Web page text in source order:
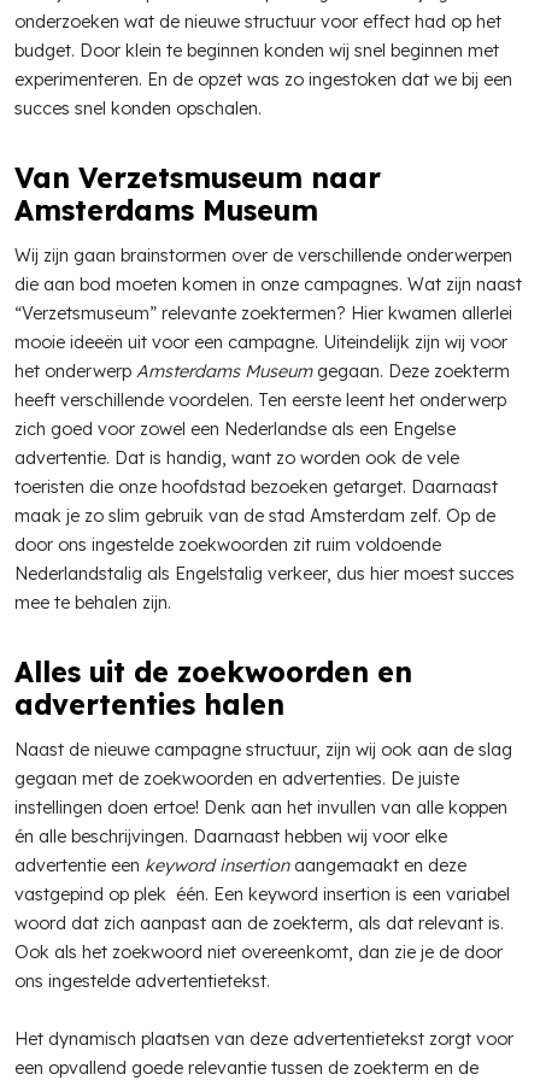
onderzoeken wat de nieuwe structuur voor effect had op het
budget. Door klein te beginnen konden wij snel beginnen met
experimenteren. En de opzet was zo ingestoken dat we bij een
succes snel konden opschalen.
Van Verzetsmuseum naar
Amsterdams Museum
Wij zijn gaan brainstormen over de verschillende onderwerpen
die aan bod moeten komen in onze campagnes. Wat zijn naast
“Verzetsmuseum” relevante zoektermen? Hier kwamen allerlei
mooie ideeën uit voor een campagne. Uiteindelijk zijn wij voor
het onderwerp Amsterdams Museumgegaan. Deze zoekterm
heeft verschillende voordelen. Ten eerste leent het onderwerp
zich goed voor zowel een Nederlandse als een Engelse
advertentie. Dat is handig, want zo worden ook de vele
toeristen die onze hoofdstad bezoeken getarget. Daarnaast
maak je zo slim gebruik van de stad Amsterdam zelf. Op de
door ons ingestelde zoekwoorden zit ruim voldoende
Nederlandstalig als Engelstalig verkeer, dus hier moest succes
mee te behalen zijn.
Alles uit de zoekwoorden en
advertenties halen
Naast de nieuwe campagne structuur, zijn wij ook aan de slag
gegaan met de zoekwoorden en advertenties. De juiste
instellingen doen ertoe! Denk aan het invullen van alle koppen
én alle beschrijvingen. Daarnaast hebben wij voor elke
advertentie een keyword insertionaangemaakt en deze
vastgepind op plek één. Een keyword insertion is een variabel
woord dat zich aanpast aan de zoekterm, als dat relevant is.
Ook als het zoekwoord niet overeenkomt, dan zie je de door
ons ingestelde advertentietekst.
Het dynamisch plaatsen van deze advertentietekst zorgt voor
een opvallend goede relevantie tussen de zoekterm en de